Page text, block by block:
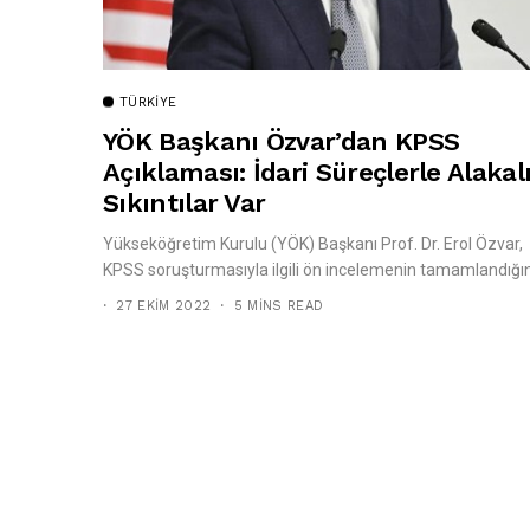
TÜRKIYE
YÖK Başkanı Özvar’dan KPSS
Açıklaması: İdari Süreçlerle Alakalı
Sıkıntılar Var
Yükseköğretim Kurulu (YÖK) Başkanı Prof. Dr. Erol Özvar,
KPSS soruşturmasıyla ilgili ön incelemenin
27 EKIM 2022 5 MINS READ